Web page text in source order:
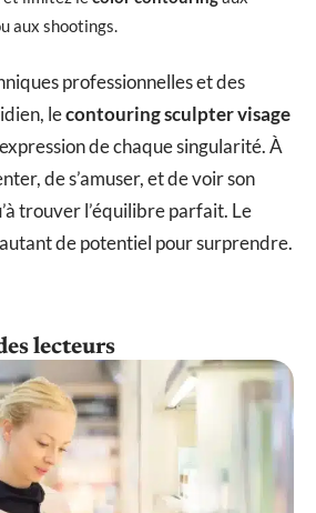
aux shootings.
professionnelles et des
lecontouring sculpter visage
de chaque singularité. À
de s’amuser, et de voir son
trouver l’équilibre parfait. Le
autant de potentiel pour surprendre.
lecteurs